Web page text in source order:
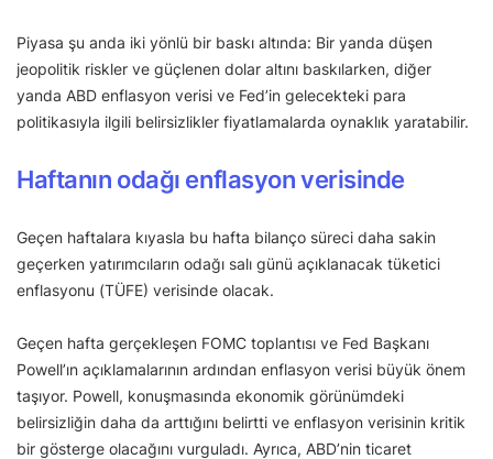
Piyasa şu anda iki yönlü bir baskı altında: Bir yanda düşen
jeopolitik riskler ve güçlenen dolar altını baskılarken, diğer
yanda ABD enflasyon verisi ve Fed’in gelecekteki para
politikasıyla ilgili belirsizlikler fiyatlamalarda oynaklık yaratabilir.
Haftanın odağı enflasyon verisinde
Geçen haftalara kıyasla bu hafta bilanço süreci daha sakin
geçerken yatırımcıların odağı salı günü açıklanacak tüketici
enflasyonu (TÜFE) verisinde olacak.
Geçen hafta gerçekleşen FOMC toplantısı ve Fed Başkanı
Powell’ın açıklamalarının ardından enflasyon verisi büyük önem
taşıyor. Powell, konuşmasında ekonomik görünümdeki
belirsizliğin daha da arttığını belirtti ve enflasyon verisinin kritik
bir gösterge olacağını vurguladı. Ayrıca, ABD’nin ticaret